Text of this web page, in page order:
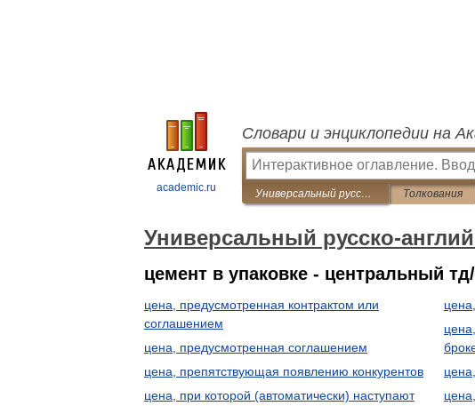
academic.ru
Словари и энциклопедии на
Универсальный русско-английский словарь Толкования
Универсальный русско-
цемент в упаковке - центральный
цена, предусмотренная контрактом или
соглашением
цена, предусмотренная соглашением
цена, препятствующая появлению конкурентов
цена, при которой (автоматически) наступают